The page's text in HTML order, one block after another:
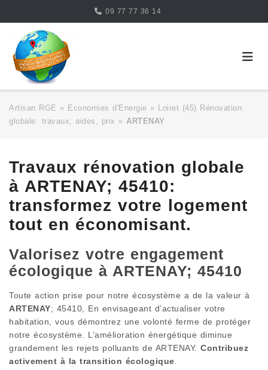
content
09 77 77 36 14
Artisan RGE » Economies d'Energie »
Loiret (45) Rénovation
globale: travaux, aides, prix » ARTENAY
Travaux rénovation globale
à ARTENAY; 45410:
transformez votre logement
tout en économisant.
Valorisez votre engagement
écologique à ARTENAY; 45410
Toute action prise pour notre écosystème a de la valeur à
ARTENAY; 45410, En envisageant d’actualiser votre
habitation, vous démontrez une volonté ferme de protéger
notre écosystème. L’amélioration énergétique diminue
grandement les rejets polluants de ARTENAY. Contribuez
activement à la transition écologique